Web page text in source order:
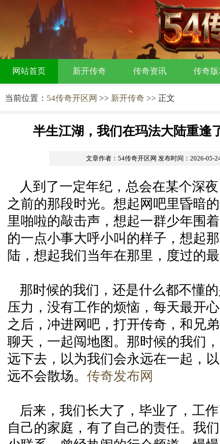
网站首页 新开传奇 传奇资讯 传奇
当前位置： 54传奇开区网 >> 新开传奇 >> 正文
半生江湖，我们在玛法大陆重逢
文章作者：54传奇开区网 发布时间：2026-05-
人到了一定年纪，总会在某个深
之前的那段时光。想起网吧里昏暗
里啪啦的敲击声，想起一群少年围
的一点小事大呼小叫的样子，想起
陆，想起我们当年在那里，度过的
那时候的我们，还是什么都不懂
压力，没有工作的烦恼，每天最开
之后，冲进网吧，打开传奇，和兄
聊天，一起闯地图。那时候的我们
远下去，以为我们会永远在一起，
远不会散场。 传奇发布网
后来，我们长大了，毕业了，工
自己的家庭，有了自己的责任。我